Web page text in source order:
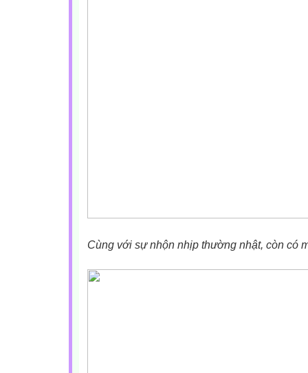
Cùng với sự nhộn nhịp thường nhật, còn có